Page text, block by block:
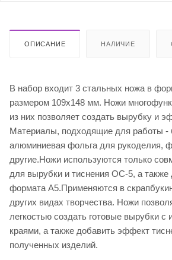
ОПИСАНИЕ НАЛИЧИЕ
В набор входит 3 стальных ножа в
размером 109х148 мм. Ножи
из них позволяет создать вырубку и
Материалы, подходящие для работы -
алюминиевая фольга для рукоделия,
другие.Ножи используются только
для вырубки и тиснения ОС-5, а
формата А5.Применяются в
других видах творчества. Ножи
легкостью создать готовые вырубки
краями, а также добавить эффект
полученных изделий.